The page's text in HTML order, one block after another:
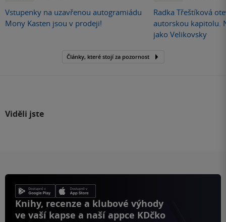
Vstupenky na uzavřenou autogramiádu
Mony Kasten jsou v prodeji!
Radka Třeštíková
autorskou kapitolu.
jako Velikovsky
Články, které stojí za pozornost
Viděli jste
Knihy, recenze a klubové výhody
ve vaší kapse a naší appce KDčko